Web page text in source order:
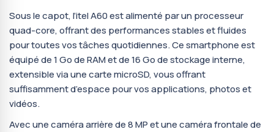
Sous le capot, l’itel A60 est alimenté par un processeur
quad-core, offrant des performances stables et fluides
pour toutes vos tâches quotidiennes. Ce smartphone est
équipé de 1 Go de RAM et de 16 Go de stockage interne,
extensible via une carte microSD, vous offrant
suffisamment d’espace pour vos applications, photos et
vidéos.
Avec une caméra arrière de 8 MP et une caméra frontale de